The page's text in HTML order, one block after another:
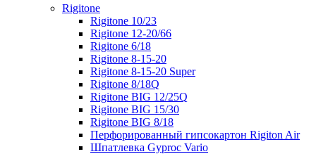
Rigitone
Rigitone 10/23
Rigitone 12-20/66
Rigitone 6/18
Rigitone 8-15-20
Rigitone 8-15-20 Super
Rigitone 8/18Q
Rigitone BIG 12/25Q
Rigitone BIG 15/30
Rigitone BIG 8/18
Перфорированный гипсокартон Rigiton Air
Шпатлевка Gyproc Vario